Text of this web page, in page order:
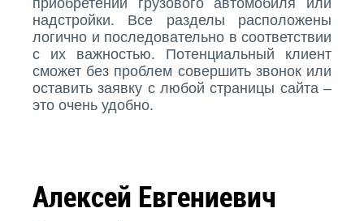
приобретении грузового автомобиля или
надстройки. Все разделы расположены
логично и последовательно в соответствии
с их важностью. Потенциальный клиент
сможет без проблем совершить звонок или
оставить заявку с любой страницы сайта –
это очень удобно.
Алексей Евгениевич